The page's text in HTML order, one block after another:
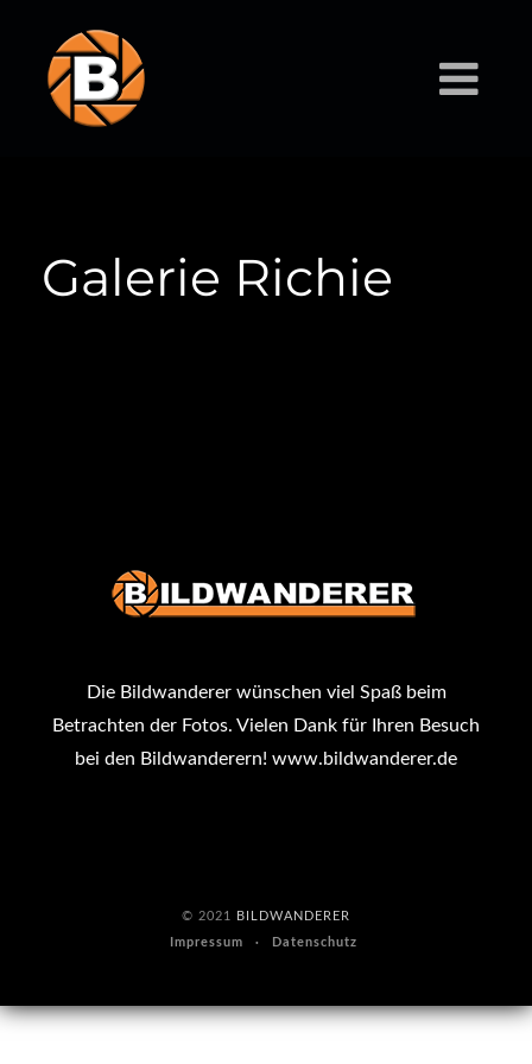
Galerie Richie
Die Bildwanderer wünschen viel Spaß beim
Betrachten der Fotos. Vielen Dank für Ihren Besuch
bei den Bildwanderern! www.bildwanderer.de
© 2021
BILDWANDERER
Impressum
Datenschutz